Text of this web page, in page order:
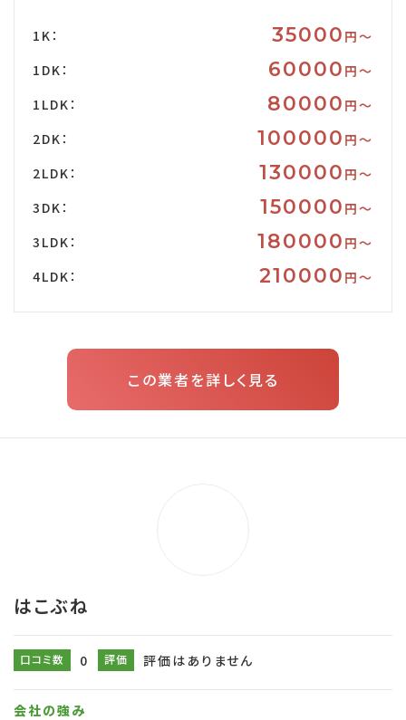
1K： 35000 円〜
1DK：
60000 円〜
1LDK：
80000 円〜
2DK：
100000 円〜
2LDK：
130000 円〜
3DK：
150000 円〜
3LDK：
180000 円〜
4LDK：
210000 円〜
この業者を詳しく見る
はこぶね
口コミ数 0 評価 評価はありません
会社の強み